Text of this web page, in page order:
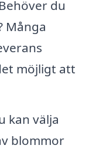
Behöver du
Många
möjligt att
kan välja
blommor